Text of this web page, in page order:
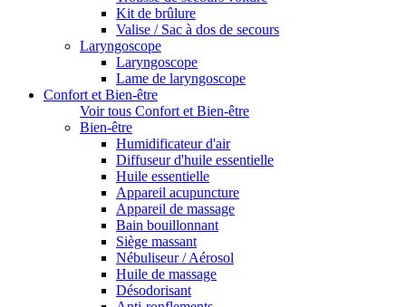
Kit de brûlure
Valise / Sac à dos de secours
Laryngoscope
Laryngoscope
Lame de laryngoscope
Confort et Bien-être
Voir tous Confort et Bien-être
Bien-être
Humidificateur d'air
Diffuseur d'huile essentielle
Huile essentielle
Appareil acupuncture
Appareil de massage
Bain bouillonnant
Siège massant
Nébuliseur / Aérosol
Huile de massage
Désodorisant